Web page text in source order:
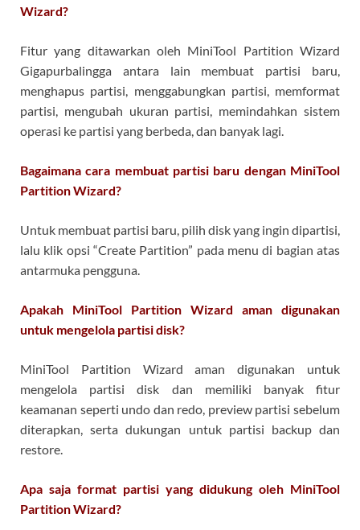
Wizard?
Fitur yang ditawarkan oleh MiniTool Partition Wizard
Gigapurbalingga antara lain membuat partisi baru,
menghapus partisi, menggabungkan partisi, memformat
partisi, mengubah ukuran partisi, memindahkan sistem
operasi ke partisi yang berbeda, dan banyak lagi.
Bagaimana cara membuat partisi baru dengan MiniTool
Partition Wizard?
Untuk membuat partisi baru, pilih disk yang ingin dipartisi,
lalu klik opsi “Create Partition” pada menu di bagian atas
antarmuka pengguna.
Apakah MiniTool Partition Wizard aman digunakan
untuk mengelola partisi disk?
MiniTool Partition Wizard aman digunakan untuk
mengelola partisi disk dan memiliki banyak fitur
keamanan seperti undo dan redo, preview partisi sebelum
diterapkan, serta dukungan untuk partisi backup dan
restore.
Apa saja format partisi yang didukung oleh MiniTool
Partition Wizard?